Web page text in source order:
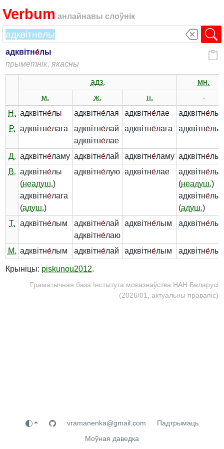
Verbum анлайнавы слоўнік
адквітне́лы
прыметнік, якасны
адз.
мн.
м.
ж. н.
-
Н. адквітне́лы адквітне́лая адквітне́лае адквітне́
Р.
адквітне́лага адквітне́лай
адквітне́лае
адквітне́лага адквітне́
Д. адквітне́ламу адквітне́лай адквітне́ламу адквітне́
В. адквітне́лы
(неадуш.)
адквітне́лага
(адуш.)
адквітне́лую адквітне́лае адквітне́
(неадуш.)
адквітне́
(адуш.)
Т.
адквітне́лым адквітне́лай
адквітне́лаю
адквітне́лым адквітне́
М. адквітне́лым адквітне́лай адквітне́лым адквітне́
Крыніцы: piskunou2012.
Граматычная база Інстытута мовазнаўства НАН Беларусі
(2026/01, актуальны правапіс)
vramanenka@gmail.com
Падтрымаць
Моўная даведка